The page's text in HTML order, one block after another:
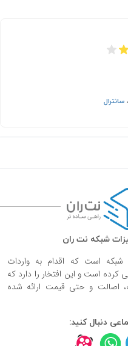
، سانترال
شبکه نت ران
شبکه است که اقدام به واردات
است و این افتخار را دارد که
اصالت و حتی قیمت ارائه شده
دنبال کنید: